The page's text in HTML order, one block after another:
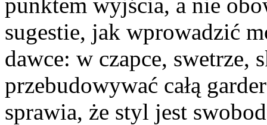
sugestie, jak wprowadzić
dawce: w czapce, swetrze,
przebudowywać całą
sprawia, że styl jest